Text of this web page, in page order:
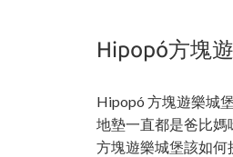
Hipopó方塊
Hipopó 方塊遊樂城
地墊一直都是爸比
方塊遊樂城堡該如何